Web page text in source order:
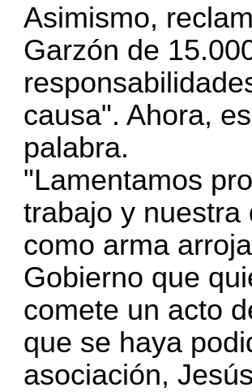
Asimismo,
Garzón de
causa". Ahora,
palabra.
"Lamentamos
trabajo y
como arma
Gobierno que
comete un acto
que se haya
asociación,